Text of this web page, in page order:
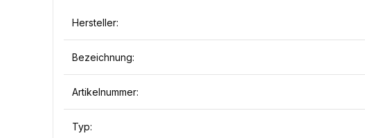
Hersteller:
Bezeichnung:
Artikelnummer:
Typ: